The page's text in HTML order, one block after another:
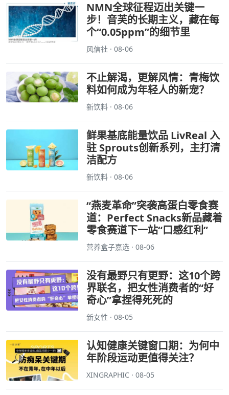
NMN全球征程迈出关键一
步！音芙的长期主义，藏在每
个“0.05ppm”的细节里
风信社 · 08-06
不止解渴，更解风情：青梅饮
料如何成为年轻人的新宠？
新饮料 · 08-06
鲜果基底能量饮品 LivReal 入
驻 Sprouts创新系列，主打清
洁配方
新饮料 · 08-06
“燕麦革命”突袭高蛋白零食赛
道：Perfect Snacks新品藏着
零食赛道下一站“口感红利”
营养盒子嘉选 · 08-06
没有最野只有更野：这10个跨
界联名，把女性消费者的“好
奇心”拿捏得死死的
新女性 · 08-05
认知健康关键窗口期：为何中
年阶段运动更值得关注？
XINGRAPHIC · 08-05